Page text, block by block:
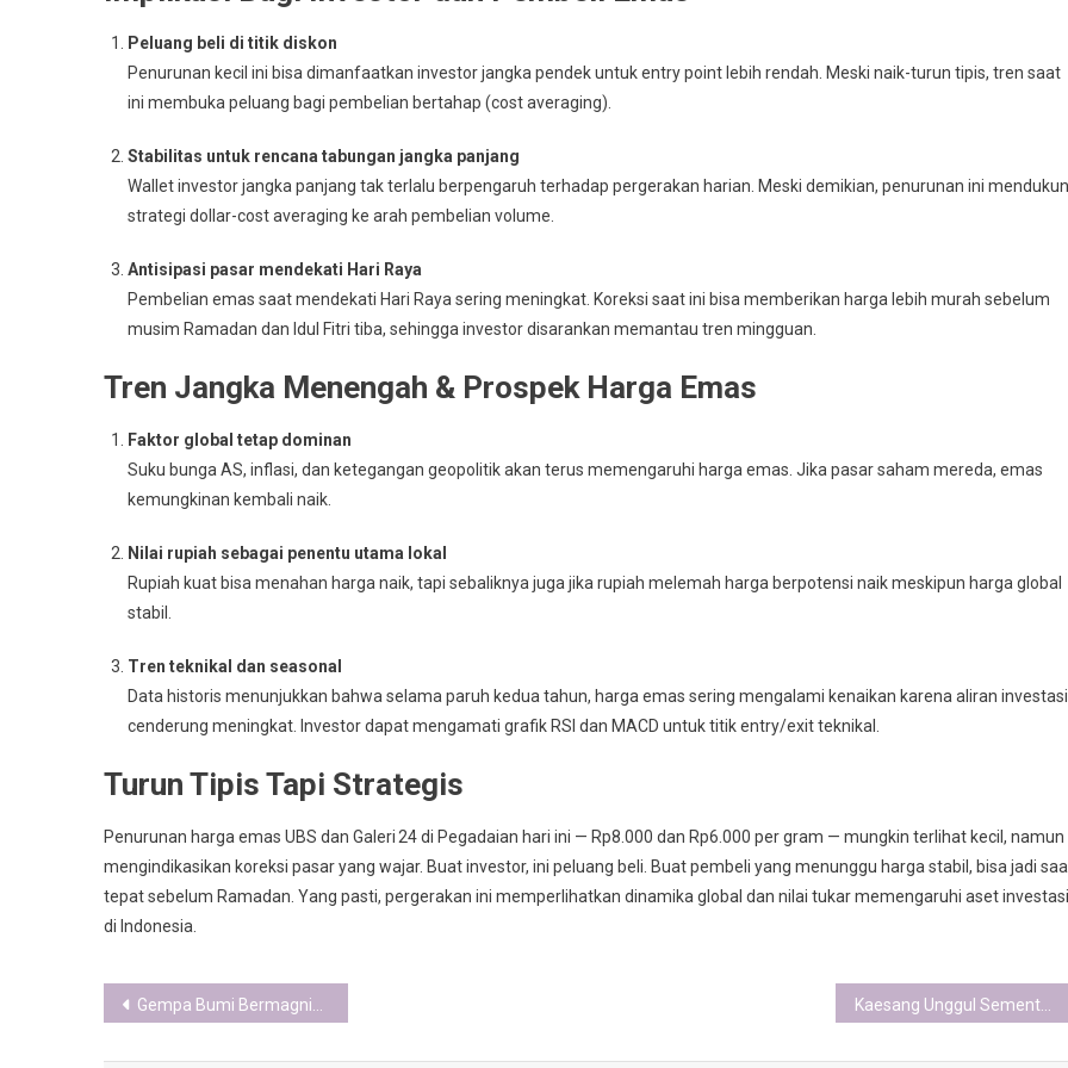
Peluang beli di titik diskon
Penurunan kecil ini bisa dimanfaatkan investor jangka pendek untuk entry point lebih rendah. Meski naik-turun tipis, tren saat
ini membuka peluang bagi pembelian bertahap (cost averaging).
Stabilitas untuk rencana tabungan jangka panjang
Wallet investor jangka panjang tak terlalu berpengaruh terhadap pergerakan harian. Meski demikian, penurunan ini
strategi dollar-cost averaging ke arah pembelian volume.
Antisipasi pasar mendekati Hari Raya
Pembelian emas saat mendekati Hari Raya sering meningkat. Koreksi saat ini bisa memberikan harga lebih murah sebelum
musim Ramadan dan Idul Fitri tiba, sehingga investor disarankan memantau tren mingguan.
Tren Jangka Menengah & Prospek Harga Emas
Faktor global tetap dominan
Suku bunga AS, inflasi, dan ketegangan geopolitik akan terus memengaruhi harga emas. Jika pasar saham mereda, emas
kemungkinan kembali naik.
Nilai rupiah sebagai penentu utama lokal
Rupiah kuat bisa menahan harga naik, tapi sebaliknya juga jika rupiah melemah harga berpotensi naik meskipun harga global
stabil.
Tren teknikal dan seasonal
Data historis menunjukkan bahwa selama paruh kedua tahun, harga emas sering mengalami kenaikan karena aliran investasi
cenderung meningkat. Investor dapat mengamati grafik RSI dan MACD untuk titik entry/exit teknikal.
Turun Tipis Tapi Strategis
Penurunan harga emas UBS dan Galeri 24 di Pegadaian hari ini — Rp8.000 dan Rp6.000 per gram — mungkin terlihat kecil, namun
mengindikasikan koreksi pasar yang wajar. Buat investor, ini peluang beli. Buat pembeli yang menunggu harga stabil, bisa jadi
tepat sebelum Ramadan. Yang pasti, pergerakan ini memperlihatkan dinamika global dan nilai tukar memengaruhi aset investasi
di Indonesia.
Post
navigation
Gempa Bumi Bermagnitudo 3.5 Guncang Wilayah Poso, Sulawesi Tengah